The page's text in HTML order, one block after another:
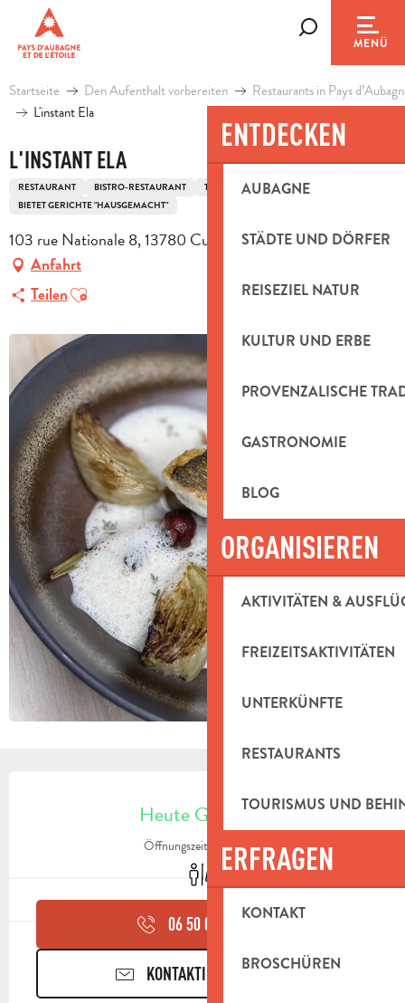
contenu
principal
MENÜ
ENTDECKEN
AUBAGNE
STÄDTE UND DÖRFER
REISEZIEL NATUR
KULTUR UND ERBE
PROVENZALISCHE
GASTRONOMIE
BLOG
ORGANISIEREN
AKTIVITÄTEN &
FREIZEITSAKTIVITÄTEN
UNTERKÜNFTE
RESTAURANTS
TOURISMUS UND
ERFRAGEN
KONTAKT
BROSCHÜREN
Startseite Den Aufenthalt vorbereiten
Restaurants in Pays
L'instant Ela
L'INSTANT ELA
RESTAURANT BISTRO-RESTAURANT
TRADITIONELLE FRANZÖSISCHE KÜCHE
BIETET GERICHTE "HAUSGEMACHT"
103 rue Nationale 8, 13780 Cuges-les-Pins
Anfahrt
TeilenAjouter aux favoris
ÖFFNUNGSZEITEN &
Heute Geöffnet
Öffnungszeiten ansehen
Toiletten
06 50 07 24▒▒
KONTAKTIEREN SIE UNS